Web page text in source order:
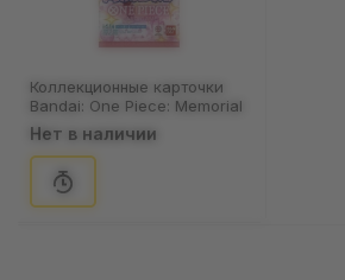
Коллекционные карточки
Вandai: One Piece: Memorial
Collection, (84910)
Нет в наличии